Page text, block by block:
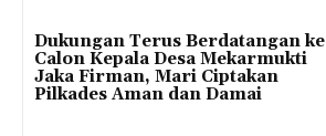
Dukungan Terus Berdatangan ke
Calon Kepala Desa Mekarmukti
Jaka Firman, Mari Ciptakan
Pilkades Aman dan Damai